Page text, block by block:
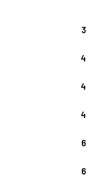
3
4
4
4
6
6